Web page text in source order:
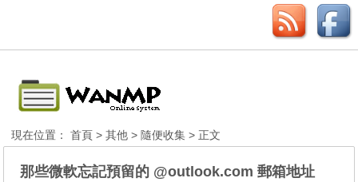
現在位置：首頁 >其他 > 隨便收集 > 正文
那些微軟忘記預留的 @outlook.com 郵箱地址